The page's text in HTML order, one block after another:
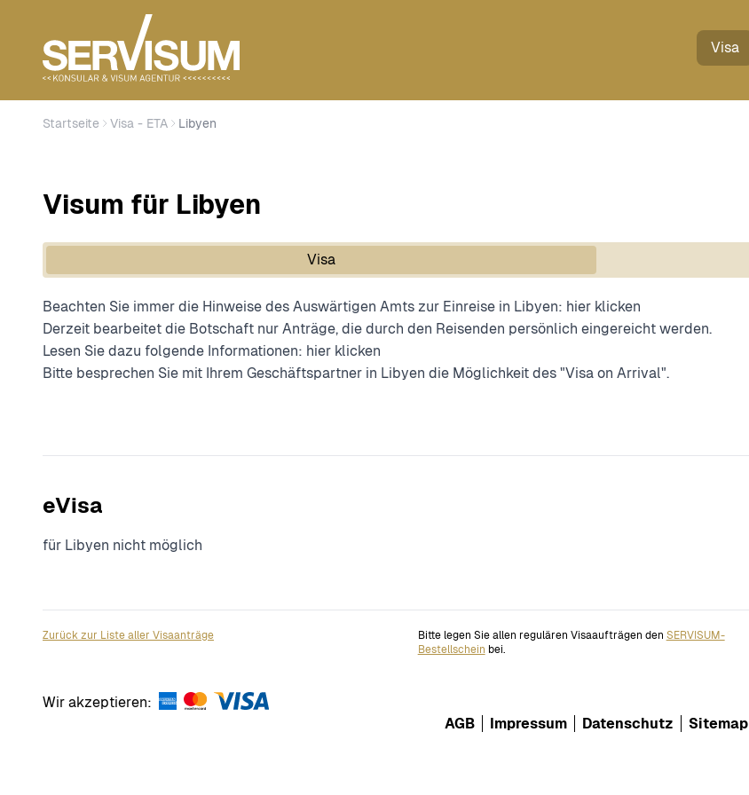
Visa
Startseite Visa - ETA Libyen
Visum für Libyen
Visa
Beachten Sie immer die Hinweise des Auswärtigen Amts zur Einreise in Libyen: hier klicken
Derzeit bearbeitet die Botschaft nur Anträge, die durch den Reisenden persönlich eingereicht werden.
Lesen Sie dazu folgende Informationen: hier klicken
Bitte besprechen Sie mit Ihrem Geschäftspartner in Libyen die Möglichkeit des "Visa on Arrival".
eVisa
für Libyen nicht möglich
Zurück zur Liste aller Visaanträge Bitte legen Sie allen regulären Visaaufträgen den SERVISUM-
Bestellschein bei.
Wir akzeptieren:
AGB
Impressum Datenschutz Sitemap